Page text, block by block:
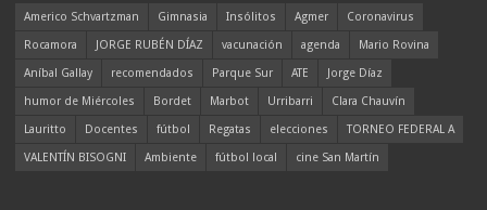
Americo Schvartzman Gimnasia Insólitos Agmer
Coronavirus
Rocamora
JORGE RUBÉN DÍAZ vacunación agenda
Mario Rovina
Aníbal Gallay
recomendados Parque Sur ATE
Jorge Díaz
humor de Miércoles
Bordet Marbot Urribarri
Clara Chauvín
Lauritto
Docentes fútbol Regatas elecciones
TORNEO FEDERAL A
VALENTÍN BISOGNI
Ambiente fútbol local cine San Martín